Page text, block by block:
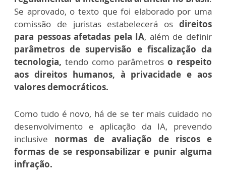
Se aprovado, o texto que foi elaborado por uma
comissão de juristas estabelecerá os direitos
para pessoas afetadas pela IA, além de definir
parâmetros de supervisão e fiscalização da
tecnologia, tendo como parâmetros o respeito
aos direitos humanos, à privacidade e aos
valores democráticos.
Como tudo é novo, há de se ter mais cuidado no
desenvolvimento e aplicação da IA, prevendo
inclusive normas de avaliação de riscos e
formas de se responsabilizar e punir alguma
infração.